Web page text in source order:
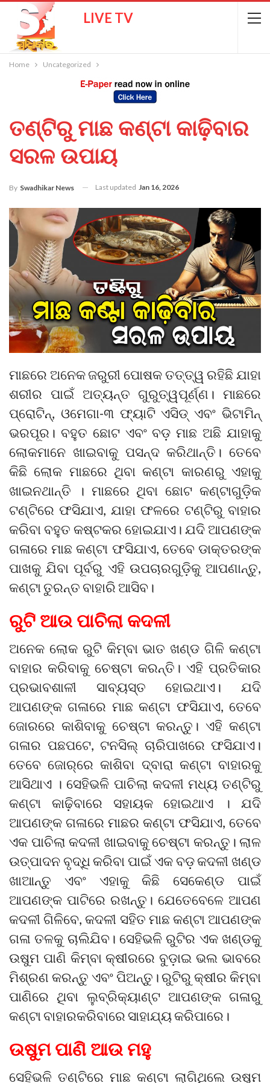
LIVE TV
Home Uncategorized
ତଣ୍ଟିରୁ ମାଛ କଣ୍ଟା କାଢ଼ିବାର
ସରଳ ଉପାୟ
By Swadhikar News Last updated Jan 16, 2026
ମାଛରେ ଅନେକ ଜରୁରୀ ପୋଷକ ତତ୍ତ୍ୱ ରହିଛି ଯାହା
ଶରୀର ପାଇଁ ଅତ୍ୟନ୍ତ ଗୁରୁତ୍ୱପୂର୍ଣ୍ଣ। ମାଛରେ
ପ୍ରୋଟିନ୍, ଓମେଗା-୩ ଫ୍ୟାଟି ଏସିଡ୍ ଏବଂ ଭିଟାମିନ୍
ଭରପୂର। ବହୁତ ଛୋଟ ଏବଂ ବଡ଼ ମାଛ ଅଛି ଯାହାକୁ
ଲୋକମାନେ ଖାଇବାକୁ ପସନ୍ଦ କରିଥାନ୍ତି। ତେବେ
କିଛି ଲୋକ ମାଛରେ ଥିବା କଣ୍ଟା କାରଣରୁ ଏହାକୁ
ଖାଇନଥାନ୍ତି । ମାଛରେ ଥିବା ଛୋଟ କଣ୍ଟାଗୁଡ଼ିକ
ଟଣ୍ଟିରେ ଫସିଯାଏ, ଯାହା ଫଳରେ ଟଣ୍ଟିରୁ ବାହାର
କରିବା ବହୁତ କଷ୍ଟକର ହୋଇଯାଏ। ଯଦି ଆପଣଙ୍କ
ଗଳାରେ ମାଛ କଣ୍ଟା ଫସିଯାଏ, ତେବେ ଡାକ୍ତରଙ୍କ
ପାଖକୁ ଯିବା ପୂର୍ବରୁ ଏହି ଉପଚାରଗୁଡ଼ିକୁ ଆପଣାନ୍ତୁ,
କଣ୍ଟା ତୁରନ୍ତ ବାହାରି ଆସିବ।
ରୁଟି ଆଉ ପାଚିଲା କଦଳୀ
ଅନେକ ଲୋକ ରୁଟି କିମ୍ବା ଭାତ ଖଣ୍ଡ ଗିଳି କଣ୍ଟା
ବାହାର କରିବାକୁ ଚେଷ୍ଟା କରନ୍ତି। ଏହି ପ୍ରତିକାର
ପ୍ରଭାବଶାଳୀ ସାବ୍ୟସ୍ତ ହୋଇଥାଏ। ଯଦି
ଆପଣଙ୍କ ଗଳାରେ ମାଛ କଣ୍ଟା ଫସିଯାଏ, ତେବେ
ଜୋରରେ କାଶିବାକୁ ଚେଷ୍ଟା କରନ୍ତୁ। ଏହି କଣ୍ଟା
ଗଳାର ପଛପଟେ, ଟନସିଲ୍ ଚାରିପାଖରେ ଫସିଯାଏ।
ତେବେ ଜୋର୍‌ରେ କାଶିବା ଦ୍ବାରା କଣ୍ଟା ବାହାରକୁ
ଆସିଥାଏ । ସେହିଭଳି ପାଚିଲା କଦଳୀ ମଧ୍ୟ ତଣ୍ଟିରୁ
କଣ୍ଟା କାଢ଼ିବାରେ ସହାୟକ ହୋଇଥାଏ । ଯଦି
ଆପଣଙ୍କ ଗଳାରେ ମାଛର କଣ୍ଟା ଫସିଯାଏ, ତେବେ
ଏକ ପାଚିଲା କଦଳୀ ଖାଇବାକୁ ଚେଷ୍ଟା କରନ୍ତୁ। ଲାଳ
ଉତ୍ପାଦନ ବୃଦ୍ଧି କରିବା ପାଇଁ ଏକ ବଡ଼ କଦଳୀ ଖଣ୍ଡ
ଖାଆନ୍ତୁ ଏବଂ ଏହାକୁ କିଛି ସେକେଣ୍ଡ ପାଇଁ
ଆପଣଙ୍କ ପାଟିରେ ରଖନ୍ତୁ। ଯେତେବେଳେ ଆପଣ
କଦଳୀ ଗିଳିବେ, କଦଳୀ ସହିତ ମାଛ କଣ୍ଟା ଆପଣଙ୍କ
ଗଳା ତଳକୁ ଚାଲିଯିବ। ସେହିଭଳି ରୁଟିର ଏକ ଖଣ୍ଡକୁ
ଉଷୁମ ପାଣି କିମ୍ବା କ୍ଷୀରରେ ବୁଡ଼ାଇ ଭଲ ଭାବରେ
ମିଶ୍ରଣ କରନ୍ତୁ ଏବଂ ପିଅନ୍ତୁ। ରୁଟିରୁ କ୍ଷୀର କିମ୍ବା
ପାଣିରେ ଥିବା ଲୁବ୍ରିକ୍ୟାଣ୍ଟ ଆପଣଙ୍କ ଗଳାରୁ
କଣ୍ଟା ବାହାରକରିବାରେ ସାହାଯ୍ୟ କରିପାରେ।
ଉଷୁମ ପାଣି ଆଉ ମହୁ
ସେହିଭଳି ତଣ୍ଟିରେ ମାଛ କଣ୍ଟା ଲାଗିଥିଲେ ଉଷୁମ